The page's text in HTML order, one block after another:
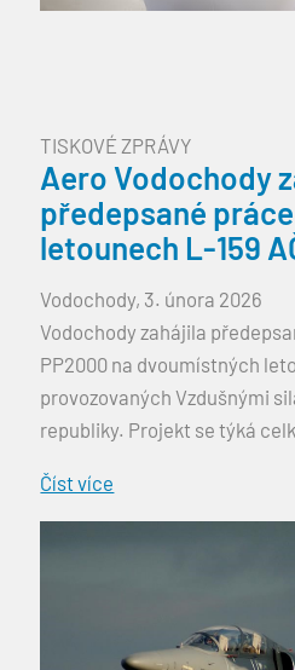
TISKOVÉ ZPRÁVY
Aero Vodochody
předepsané
letounech L-159
Vodochody, 3. února 2026
Vodochody zahájila
PP2000 na dvoumístných
provozovaných Vzdušnými
republiky. Projekt se týká
bezpečný a spolehlivý
Číst více